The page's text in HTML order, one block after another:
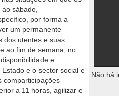
sábado,
por forma a
um permanente
dos utentes e suas
ao fim de semana, no
e
e o sector social e
comparticipações
a 11 horas, agilizar e
Não há